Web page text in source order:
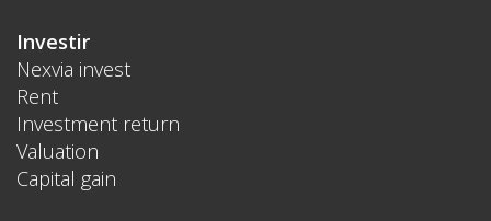
Investir
Nexvia invest
Rent
Investment return
Valuation
Capital gain